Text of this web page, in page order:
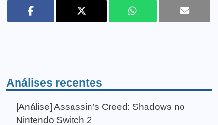
Análises recentes
[Análise] Assassin’s Creed: Shadows no
Nintendo Switch 2